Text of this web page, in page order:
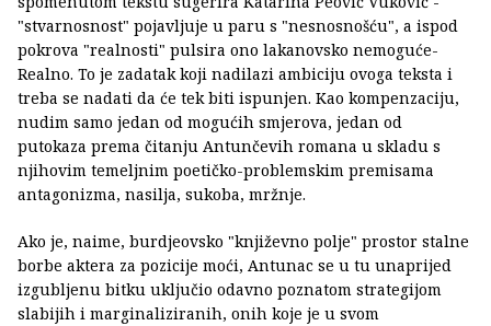
"stvarnosnost" pojavljuje u paru s "nesnosnošću", a ispod
pokrova "realnosti" pulsira ono lakanovsko nemoguće-
Realno. To je zadatak koji nadilazi ambiciju ovoga teksta i
treba se nadati da će tek biti ispunjen. Kao kompenzaciju,
nudim samo jedan od mogućih smjerova, jedan od
putokaza prema čitanju Antunčevih romana u skladu s
njihovim temeljnim poetičko-problemskim premisama
antagonizma, nasilja, sukoba, mržnje.
Ako je, naime, burdjeovsko "književno polje" prostor stalne
borbe aktera za pozicije moći, Antunac se u tu unaprijed
izgubljenu bitku uključio odavno poznatom strategijom
slabijih i marginaliziranih, onih koje je u svom